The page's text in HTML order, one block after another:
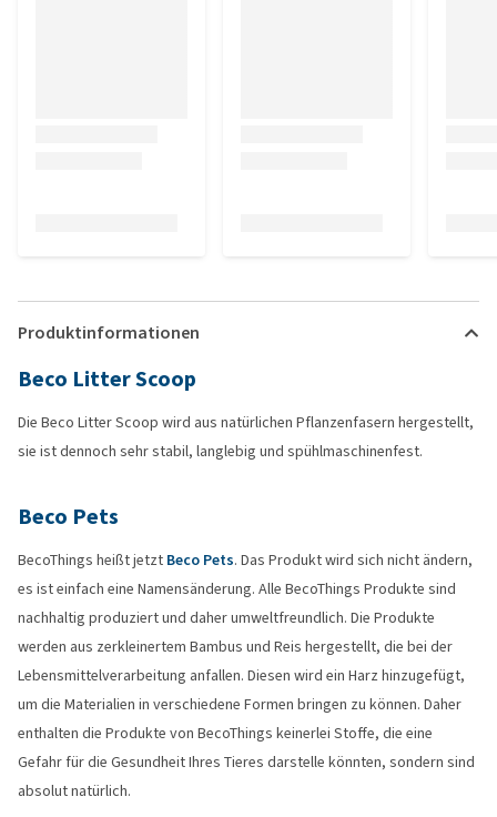
Produktinformationen
Beco Litter Scoop
Die Beco Litter Scoop wird aus natürlichen Pflanzenfasern hergestellt,
sie ist dennoch sehr stabil, langlebig und spühlmaschinenfest.
Beco Pets
BecoThings heißt jetzt Beco Pets. Das Produkt wird sich nicht ändern,
es ist einfach eine Namensänderung. Alle BecoThings Produkte sind
nachhaltig produziert und daher umweltfreundlich. Die Produkte
werden aus zerkleinertem Bambus und Reis hergestellt, die bei der
Lebensmittelverarbeitung anfallen. Diesen wird ein Harz hinzugefügt,
um die Materialien in verschiedene Formen bringen zu können. Daher
enthalten die Produkte von BecoThings keinerlei Stoffe, die eine
Gefahr für die Gesundheit Ihres Tieres darstelle könnten, sondern sind
absolut natürlich.